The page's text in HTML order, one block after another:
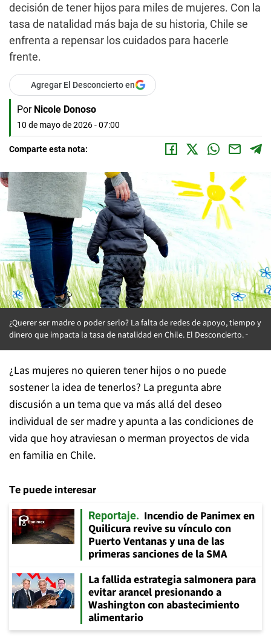
decisión de tener hijos para miles de mujeres. Con la
tasa de natalidad más baja de su historia, Chile se
enfrenta a repensar los cuidados para hacerle
frente.
Agregar El Desconcierto en
Por Nicole Donoso
10 de mayo de 2026 - 07:00
Comparte esta nota:
¿Querer ser madre o poder serlo? La falta de redes de apoyo, tiempo y
dinero que impacta la tasa de natalidad en Chile. El Desconcierto.
¿Las mujeres no quieren tener hijos o no puede
sostener la idea de tenerlos? La pregunta abre
discusión a un tema que va más allá del deseo
individual de ser madre y apunta a las condiciones de
vida que hoy atraviesan o merman proyectos de vida
en familia en Chile.
Te puede interesar
Reportaje
Incendio de Panimex en
Quilicura revive su vínculo con
Puerto Ventanas y una de las
primeras sanciones de la SMA
La fallida estrategia salmonera para
evitar arancel presionando a
Washington con abastecimiento
alimentario